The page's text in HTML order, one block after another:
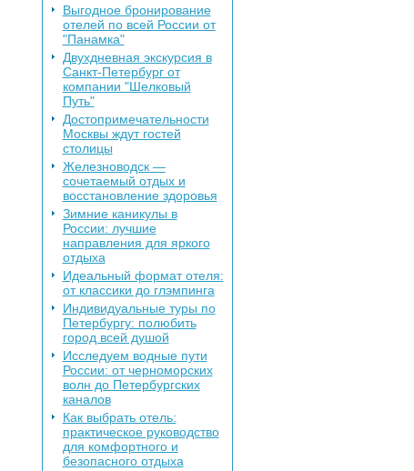
Выгодное бронирование
отелей по всей России от
"Панамка"
Двухдневная экскурсия в
Санкт-Петербург от
компании "Шелковый
Путь"
Достопримечательности
Москвы ждут гостей
столицы
Железноводск —
сочетаемый отдых и
восстановление здоровья
Зимние каникулы в
России: лучшие
направления для яркого
отдыха
Идеальный формат отеля:
от классики до глэмпинга
Индивидуальные туры по
Петербургу: полюбить
город всей душой
Исследуем водные пути
России: от черноморских
волн до Петербургских
каналов
Как выбрать отель:
практическое руководство
для комфортного и
безопасного отдыха